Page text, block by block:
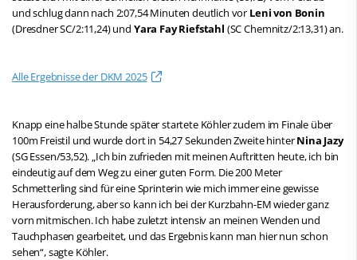
und schlug dann nach 2:07,54 Minuten deutlich vor Leni von Bonin
(Dresdner SC/2:11,24) und Yara Fay Riefstahl (SC Chemnitz/2:13,31) an.
Alle Ergebnisse der DKM 2025
Knapp eine halbe Stunde später startete Köhler zudem im Finale über
100m Freistil und wurde dort in 54,27 Sekunden Zweite hinterNina Jazy
(SG Essen/53,52). „Ich bin zufrieden mit meinen Auftritten heute, ich bin
eindeutig auf dem Weg zu einer guten Form. Die 200 Meter
Schmetterling sind für eine Sprinterin wie mich immer eine gewisse
Herausforderung, aber so kann ich bei der Kurzbahn-EM wieder ganz
vorn mitmischen. Ich habe zuletzt intensiv an meinen Wenden und
Tauchphasen gearbeitet, und das Ergebnis kann man hier nun schon
sehen“, sagte Köhler.